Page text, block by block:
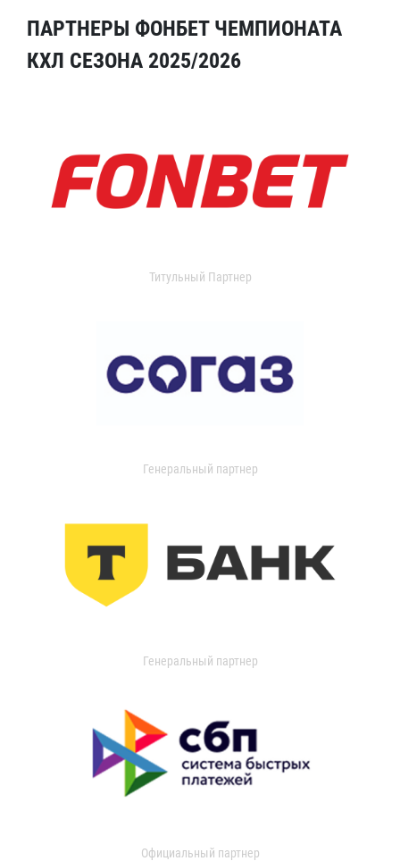
ПАРТНЕРЫ ФОНБЕТ ЧЕМПИОНАТА
КХЛ СЕЗОНА 2025/2026
Титульный Партнер
Генеральный партнер
Генеральный партнер
Официальный партнер